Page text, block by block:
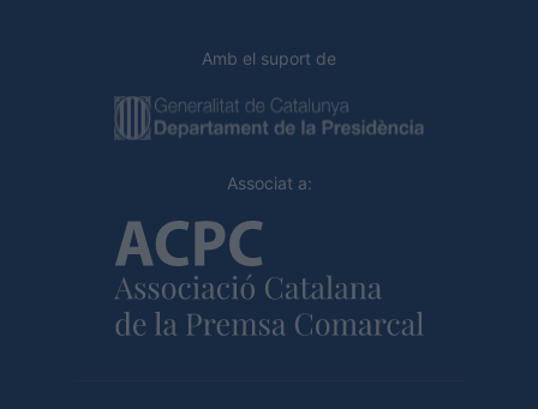
Amb el suport de
Associat a: